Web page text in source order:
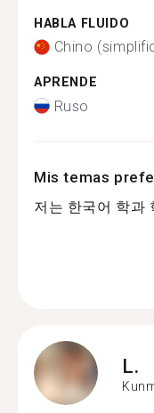
HABLA FLUIDO
Chino
APRENDE
Ruso
Mis temas
저는 한국어 학과
L.